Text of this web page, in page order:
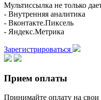
Мультиссылка не только
- Внутренняя аналитика
- Вконтакте.Пиксель
- Яндекс.Метрика
Зарегистрироваться
Прием оплаты
Принимайте оплату на свои